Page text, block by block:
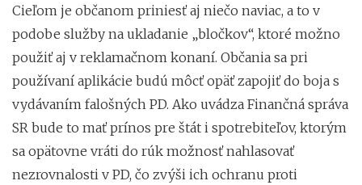
Cieľom je občanom priniesť aj niečo naviac, a to v
podobe služby na ukladanie „bločkov“, ktoré možno
použiť aj v reklamačnom konaní. Občania sa pri
používaní aplikácie budú môcť opäť zapojiť do boja s
vydávaním falošných PD. Ako uvádza Finančná správa
SR bude to mať prínos pre štát i spotrebiteľov, ktorým
sa opätovne vráti do rúk možnosť nahlasovať
nezrovnalosti v PD, čo zvýši ich ochranu proti